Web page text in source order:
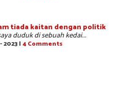
tiada kaitan dengan politik
duduk di sebuah kedai...
2023 | 4 Comments